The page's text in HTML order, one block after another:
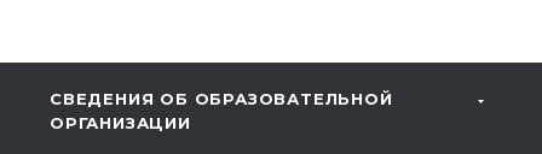
СВЕДЕНИЯ ОБ ОБРАЗОВАТЕЛЬНОЙ
ОРГАНИЗАЦИИ